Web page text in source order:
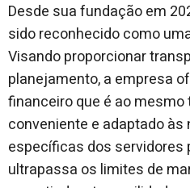
Desde sua fundação em
sido reconhecido como
Visando proporcionar
planejamento, a empresa
financeiro que é ao mesmo
conveniente e adaptado
específicas dos servidores
ultrapassa os limites de